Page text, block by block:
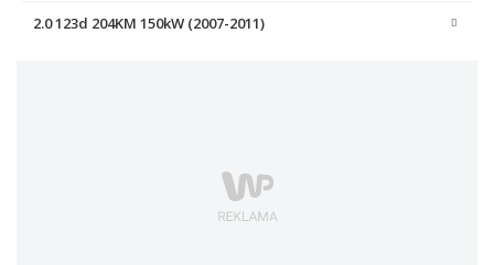
2.0 123d 204KM 150kW (2007-2011)